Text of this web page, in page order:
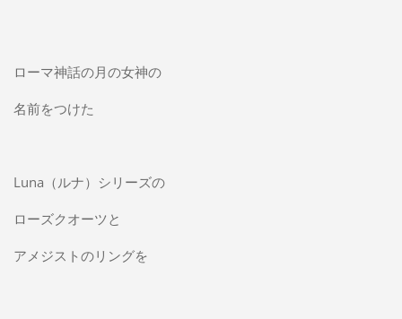
ローマ神話の月の女神の
名前をつけた
Luna（ルナ）シリーズの
ローズクオーツと
アメジストのリングを